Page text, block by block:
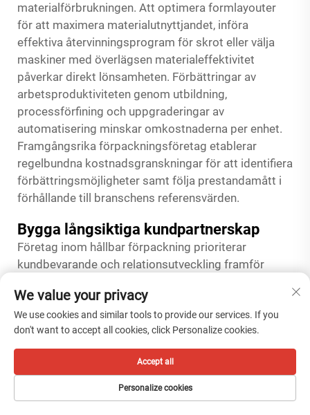
materialförbrukningen. Att optimera formlayouter
för att maximera materialutnyttjandet, införa
effektiva återvinningsprogram för skrot eller välja
maskiner med överlägsen materialeffektivitet
påverkar direkt lönsamheten. Förbättringar av
arbetsproduktiviteten genom utbildning,
processförfining och uppgraderingar av
automatisering minskar omkostnaderna per enhet.
Framgångsrika förpackningsföretag etablerar
regelbundna kostnadsgranskningar för att identifiera
förbättringsmöjligheter samt följa prestandamått i
förhållande till branschens referensvärden.
Bygga långsiktiga kundpartnerskap
Företag inom hållbar förpackning prioriterar
kundbevarande och relationsutveckling framför
är etablerad bygger pålitlig kvalitet, konsekvent
leveransprestanda och responsiv kommunikation
förtroende som skyddar mot konkurrenters
uppvaktning. Regelbundna affärsgranskningar där
man diskuterar volymprognoser, kommande
produktlanseringar eller möjligheter till
förpackningsoptimering positionerar
We value your privacy
We use cookies and similar tools to provide our services. If you
don't want to accept all cookies, click Personalize cookies.
Personalize cookies
Accept all